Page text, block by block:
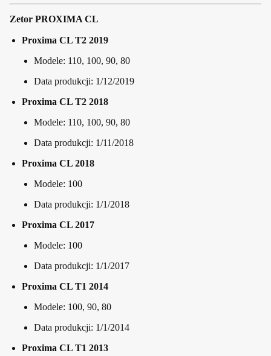
Zetor PROXIMA CL
Proxima CL T2 2019
Modele: 110, 100, 90, 80
Data produkcji: 1/12/2019
Proxima CL T2 2018
Modele: 110, 100, 90, 80
Data produkcji: 1/11/2018
Proxima CL 2018
Modele: 100
Data produkcji: 1/1/2018
Proxima CL 2017
Modele: 100
Data produkcji: 1/1/2017
Proxima CL T1 2014
Modele: 100, 90, 80
Data produkcji: 1/1/2014
Proxima CL T1 2013